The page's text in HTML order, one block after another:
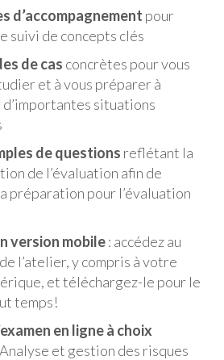
d’accompagnement pour
suivi de concepts clés
de cas concrètes pour vous
et à vous préparer à
situations
de questions reflétant la
de l’évaluation afin de
préparation pour l’évaluation
version mobile: accédez au
l’atelier, y compris à votre
et téléchargez-le pour le
temps!
en ligne à choix
Analyse et gestion des risques